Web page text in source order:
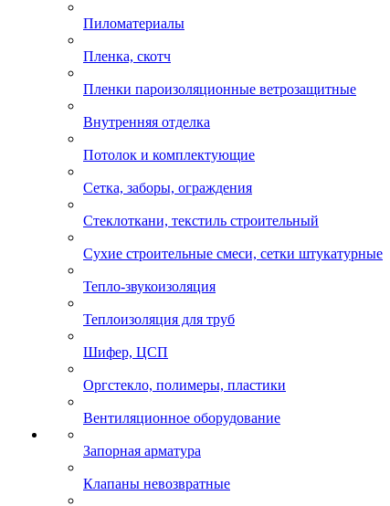
Пиломатериалы
Пленка, скотч
Пленки пароизоляционные ветрозащитные
Внутренняя отделка
Потолок и комплектующие
Сетка, заборы, ограждения
Стеклоткани, текстиль строительный
Сухие строительные смеси, сетки штукатурные
Тепло-звукоизоляция
Теплоизоляция для труб
Шифер, ЦСП
Оргстекло, полимеры, пластики
Вентиляционное оборудование
Запорная арматура
Клапаны невозвратные